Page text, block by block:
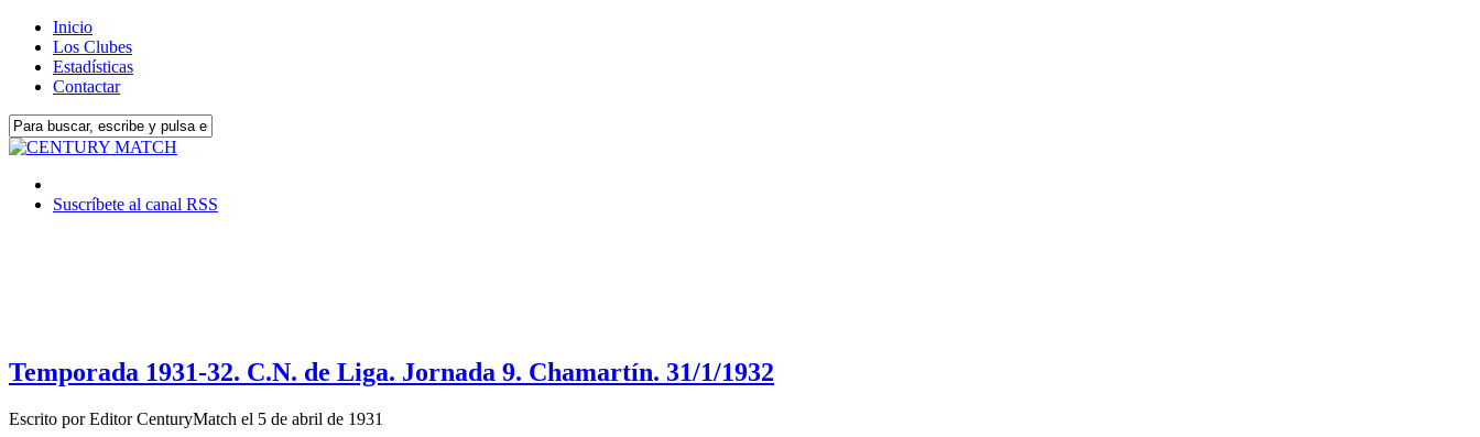
Inicio
Los Clubes
Estadísticas
Contactar
Suscríbete al canal RSS
Temporada 1931-32. C.N. de Liga. Jornada 9. Chamartín. 31/1/1932
Escrito porEditor CenturyMatch el 5 de abril de 1931